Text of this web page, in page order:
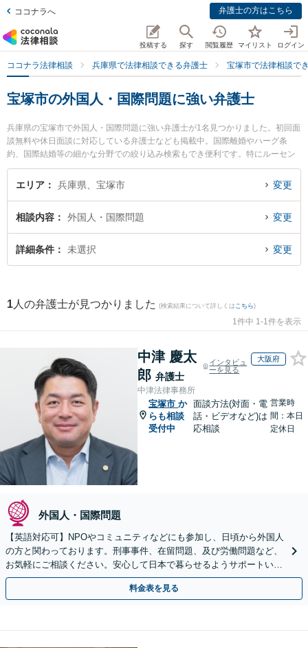
ココナラへ 弁護士の方はこちら
投稿する 探す 閲覧履歴 マイリスト ログイン
ココナラ法律相談 兵庫県で法律相談できる弁護士 宝塚市で法律相談で
宝塚市の外国人・国際問題に強い弁護士
兵庫県の宝塚市で外国人・国際問題に強い弁護士が1名見つかりました。初回面
談無料や休日面談に対応している弁護士なども掲載中。国際離婚やハーグ条
約、国際結婚等の細かな分野での絞り込み検索もでき便利です。特にルーセン
ト法律事務所の磯田 直也弁護士のプロフィール情報や弁護士費用、強みなどが
注目されています。『宝塚市で土日や夜間に発生した外国人・国際問題のトラ
律相談できる宝塚市内の弁護士に相談予約したい』などでお困りの相談者さん
におすすめです。
エリア 兵庫県、宝塚市 変更
相談内容 外国人・国際問題 変更
詳細条件 未選択 変更
1 人の弁護士が見つかりました (検索結果について詳しくは こちら)
1件中 1-1件を表示
中津 慶太
郎 弁護士
インタビュ
ーを見る
大阪府
中津法律事務所
宝塚市 か
らも相談
受付中
面談方法(対面・電
話・ビデオなど)は
応相談
営業時
間：本日
定休日
外国人・国際問題
【英語対応可】NPOやコミュニティなどにも参加し、日頃から外国人
の方と関わっております。刑事事件、在留問題、及び労働問題など、
お気軽にご相談ください。安心して日本で暮らせるようサポートいた
します【夜間・休日相談OK】【北浜駅2分】
料金表を見る